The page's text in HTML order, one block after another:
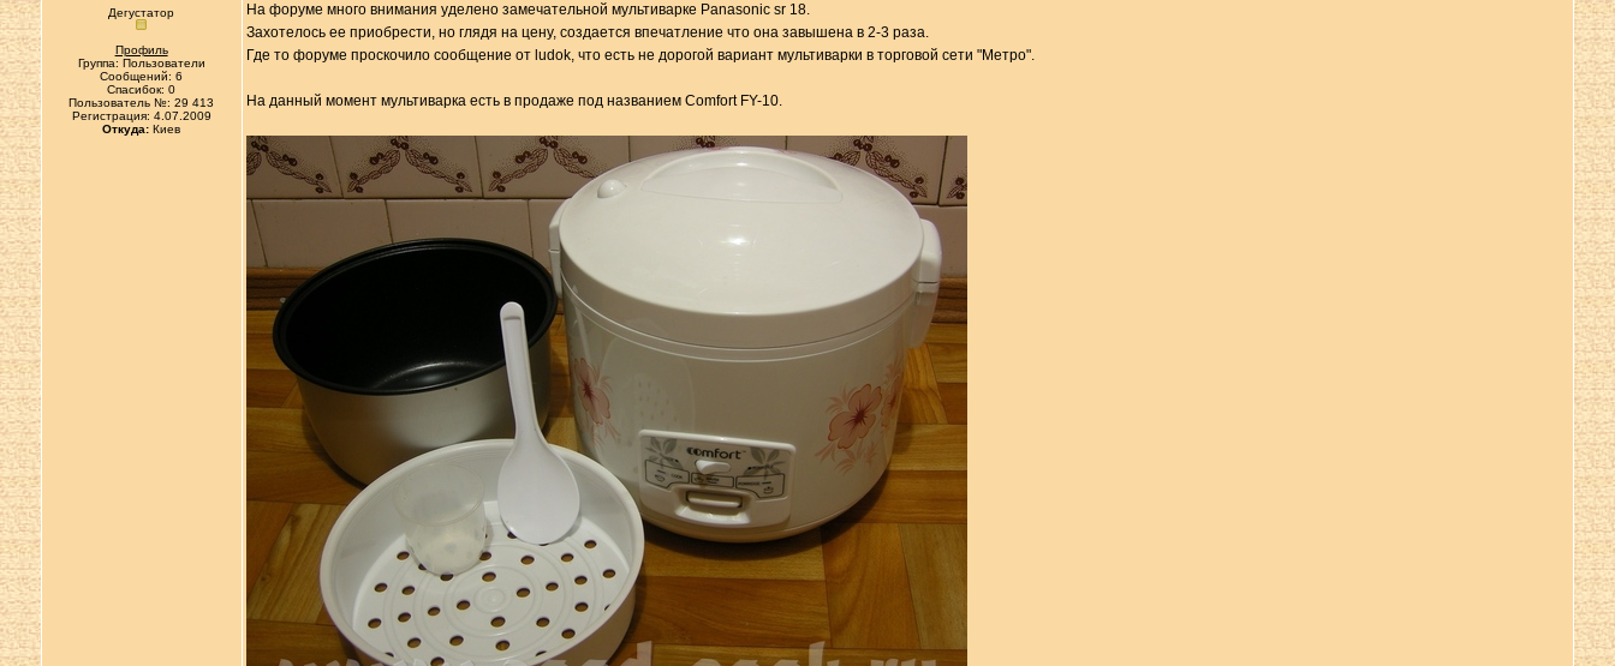
Дегустатор
Профиль
Группа: Пользователи
Сообщений: 6
Спасибок: 0
Пользователь №: 29 413
Регистрация: 4.07.2009
Откуда: Киев
На форуме много внимания уделено замечательной мультиварке Panasonic sr 18.
Захотелось ее приобрести, но глядя на цену, создается впечатление что она завышена в 2-3 раза.
Где то форуме проскочило сообщение от ludok, что есть не дорогой вариант мультиварки в торговой сети "Метро".
На данный момент мультиварка есть в продаже под названием Comfort FY-10.